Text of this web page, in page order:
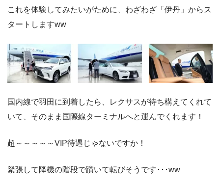
これを体験してみたいがために、わざわざ「伊丹」からス
タートしますww
国内線で羽田に到着したら、レクサスが待ち構えてくれて
いて、そのまま国際線ターミナルへと運んでくれます！
超～～～～～VIP待遇じゃないですか！
緊張して降機の階段で躓いて転びそうです･･･ww